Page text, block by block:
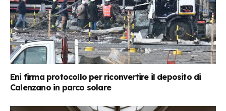
Eni firma protocollo per riconvertire il deposito di
Calenzano in parco solare